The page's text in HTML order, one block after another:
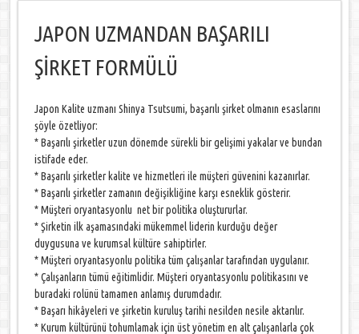
JAPON UZMANDAN BAŞARILI
ŞİRKET FORMÜLÜ
Japon Kalite uzmanı Shinya Tsutsumi, başarılı şirket olmanın esaslarını
şöyle özetliyor:
* Başarılı şirketler uzun dönemde sürekli bir gelişimi yakalar ve bundan
istifade eder.
* Başarılı şirketler kalite ve hizmetleri ile müşteri güvenini kazanırlar.
* Başarılı şirketler zamanın değişikliğine karşı esneklik gösterir.
* Müşteri oryantasyonlu net bir politika oluştururlar.
* Şirketin ilk aşamasındaki mükemmel liderin kurduğu değer
duygusuna ve kurumsal kültüre sahiptirler.
* Müşteri oryantasyonlu politika tüm çalışanlar tarafından uygulanır.
* Çalışanların tümü eğitimlidir. Müşteri oryantasyonlu politikasını ve
buradaki rolünü tamamen anlamış durumdadır.
* Başarı hikâyeleri ve şirketin kuruluş tarihi nesilden nesile aktarılır.
* Kurum kültürünü tohumlamak için üst yönetim en alt çalışanlarla çok